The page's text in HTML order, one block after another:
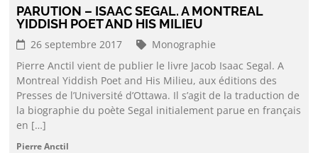
PARUTION – ISAAC SEGAL. A MONTREAL
YIDDISH POET AND HIS MILIEU
26 septembre 2017
Monographie
Pierre Anctil vient de publier le livre Jacob Isaac Segal. A
Montreal Yiddish Poet and His Milieu, aux éditions des
Presses de l’Université d’Ottawa. Il s’agit de la traduction de
la biographie du poète Segal initialement parue en français
en […]
Pierre Anctil